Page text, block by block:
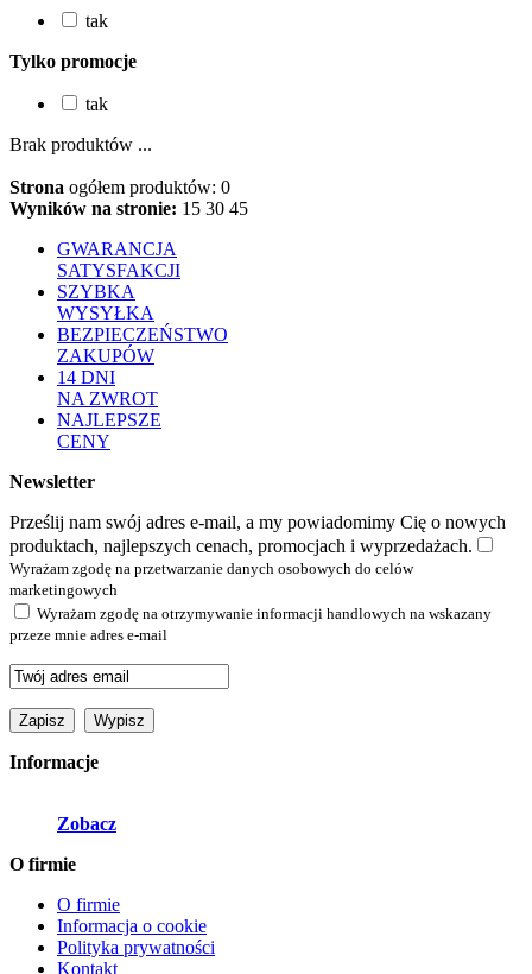
tak
Tylko promocje
tak
Brak produktów ...
Strona ogółem produktów: 0
Wyników na stronie: 15 30 45
GWARANCJA
SATYSFAKCJI
SZYBKA
WYSYŁKA
BEZPIECZEŃSTWO
ZAKUPÓW
14 DNI
NA ZWROT
NAJLEPSZE
CENY
Newsletter
Prześlij nam swój adres e-mail, a my powiadomimy Cię o nowych
produktach, najlepszych cenach, promocjach i wyprzedażach.
Wyrażam zgodę na przetwarzanie danych osobowych do celów
marketingowych
Wyrażam zgodę na otrzymywanie informacji handlowych na wskazany
przeze mnie adres e-mail
Informacje
Zobacz
O firmie
O firmie
Informacja o cookie
Polityka prywatności
Kontakt